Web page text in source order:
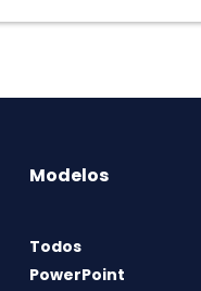
Modelos
Todos
PowerPoint